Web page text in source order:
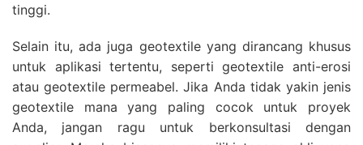
tinggi.
Selain itu, ada juga geotextile yang dirancang khusus
untuk aplikasi tertentu, seperti geotextile anti-erosi
atau geotextile permeabel. Jika Anda tidak yakin jenis
geotextile mana yang paling cocok untuk proyek
Anda, jangan ragu untuk berkonsultasi dengan